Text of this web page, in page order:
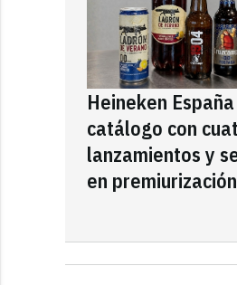
Heineken
catálogo con
lanzamientos y
en premiurización